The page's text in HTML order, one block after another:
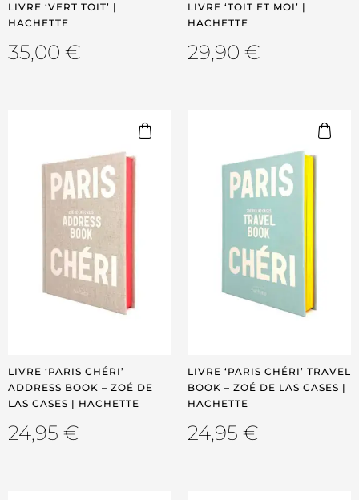
LIVRE ‘VERT TOIT’ |
HACHETTE
35,00 €
LIVRE ‘TOIT ET MOI’ |
HACHETTE
29,90 €
LIVRE ‘PARIS CHÉRI’
ADDRESS BOOK – ZOÉ DE
LAS CASES | HACHETTE
24,95 €
LIVRE ‘PARIS CHÉRI’ TRAVEL
BOOK – ZOÉ DE LAS CASES |
HACHETTE
24,95 €